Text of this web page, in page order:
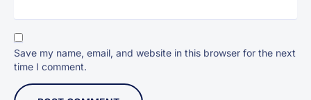
Save my name, email, and website in this browser for the next
time I comment.